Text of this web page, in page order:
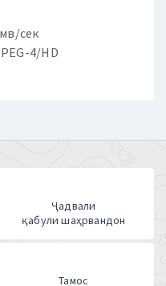
сек
4/HD
Ҷадвали
қабули шаҳрвандон
Тамос